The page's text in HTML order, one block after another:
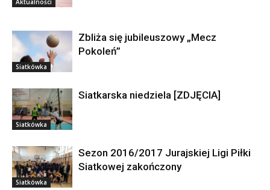
Siatkówka
Zbliża się jubileuszowy „Mecz
Pokoleń”
Siatkówka
Siatkarska niedziela [ZDJĘCIA]
Siatkówka
Sezon 2016/2017 Jurajskiej Ligi Piłki
Siatkowej zakończony